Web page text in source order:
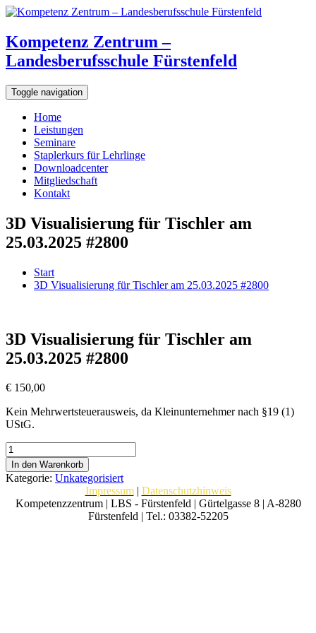
Kompetenz Zentrum –
Landesberufsschule Fürstenfeld
Toggle navigation
Home
Leistungen
Seminare
Staplerkurs für Lehrlinge
Downloadcenter
Mitgliedschaft
Kontakt
3D Visualisierung für Tischler am
25.03.2025 #2800
Start
3D Visualisierung für Tischler am 25.03.2025 #2800
3D Visualisierung für Tischler am
25.03.2025 #2800
€ 150,00
Kein Mehrwertsteuerausweis, da Kleinunternehmer nach §19 (1)
UStG.
3D
Visualisierung
für
Tischler
am
25.03.2025
In den Warenkorb
Kategorie: Unkategorisiert
Impressum| Datenschutzhinweis
Kompetenzzentrum | LBS - Fürstenfeld | Gürtelgasse 8 | A-8280
Fürstenfeld | Tel.: 03382-52205